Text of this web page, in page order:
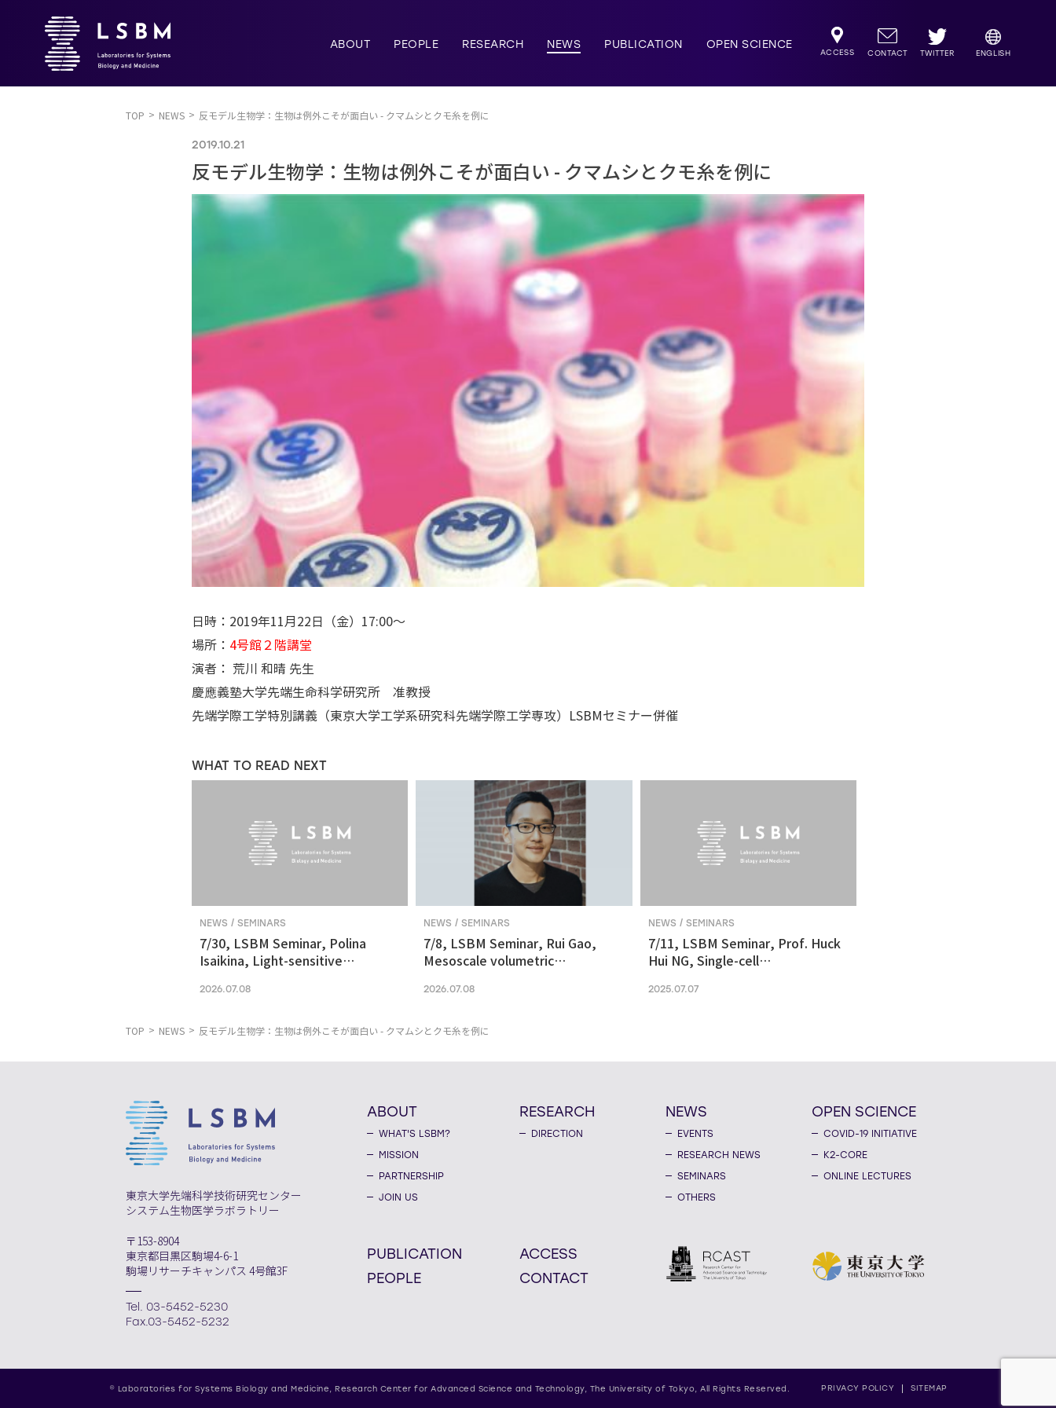
ABOUT PEOPLE RESEARCH NEWS PUBLICATION OPEN SCIENCE
ACCESS CONTACT TWITTER ENGLISH
TOP NEWS 反モデル生物学：生物は例外こそが面白い - クマムシとクモ糸を例に
2019.10.21
反モデル生物学：生物は例外こそが面白い - クマムシとクモ糸を例に
日時：2019年11月22日（金）17:00～
場所： 4号館２階講堂
演者： 荒川 和晴 先生
慶應義塾大学先端生命科学研究所 准教授
先端学際工学特別講義（東京大学工学系研究科先端学際工学専攻）LSBMセミナー併催
WHAT TO READ NEXT
NEWS / SEMINARS
7/30, LSBM Seminar, Polina
Isaikina, Light-sensitive
Optogenetics
2026.07.08
NEWS / SEMINARS
7/8, LSBM Seminar, Rui Gao,
Mesoscale volumetric
nanoscale resolution via
2026.07.08
NEWS / SEMINARS
7/11, LSBM Seminar, Prof. Huck
Hui NG, Single-cell
molecular vulnerability in human
2025.07.07
TOP NEWS 反モデル生物学：生物は例外こそが面白い - クマムシとクモ糸を例に
東京大学先端科学技術研究センター
システム生物医学ラボラトリー
〒153-8904
東京都目黒区駒場4-6-1
駒場リサーチキャンパス 4号館3F
Tel. 03-5452-5230
Fax.03-5452-5232
ABOUT
WHAT'S LSBM?
MISSION
PARTNERSHIP
JOIN US
RESEARCH
DIRECTION
NEWS
EVENTS
RESEARCH NEWS
SEMINARS
OTHERS
OPEN SCIENCE
COVID-19 INITIATIVE
K2-CORE
ONLINE LECTURES
PUBLICATION
PEOPLE
ACCESS
CONTACT
PRIVACY POLICY SITEMAP
© Laboratories for Systems Biology and Medicine, Research Center for Advanced Science and Technology, The University of Tokyo, All Rights Reserved.